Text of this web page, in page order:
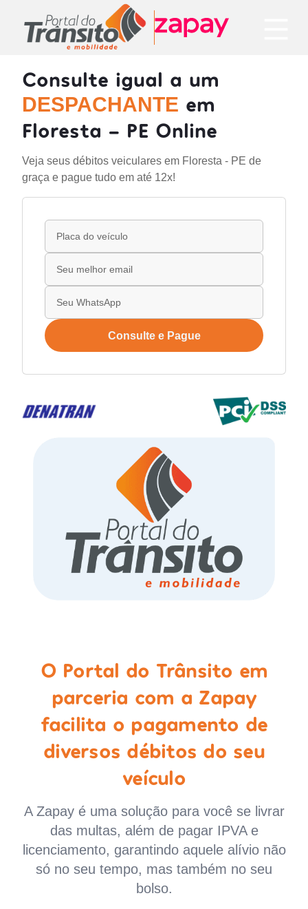
Consulte igual a um
DESPACHANTE em
Floresta - PE Online
Veja seus débitos veiculares em Floresta - PE de
graça e pague tudo em até 12x!
Consulte e Pague
O Portal do Trânsito em
parceria com a Zapay
facilita o pagamento de
diversos débitos do seu
veículo
A Zapay é uma solução para você se livrar
das multas, além de pagar IPVA e
licenciamento, garantindo aquele alívio não
só no seu tempo, mas também no seu
bolso.